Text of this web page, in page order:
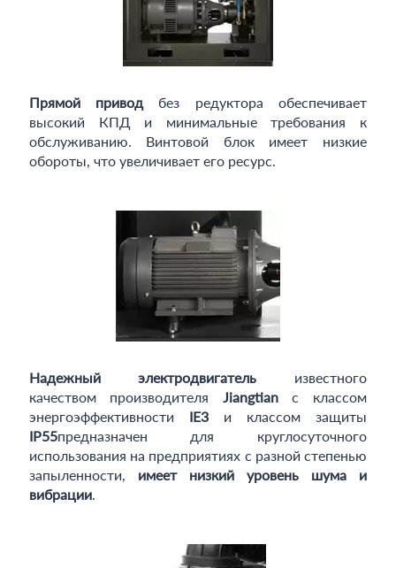
Прямой приводбез редуктора обеспечивает
высокий КПД и минимальные требования к
обслуживанию. Винтовой блок имеет низкие
обороты, что увеличивает его ресурс.
Надежный электродвигатель известного
качеством производителя Jiangtianс классом
энергоэффективности IE3и классом защиты
IP55предназначен для круглосуточного
использования на предприятиях с разной степенью
запыленности, имеет низкий уровень шума и
вибрации.